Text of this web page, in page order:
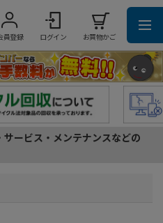
員登録 ログイン お買物かご
ービス・メンテナンスなどの